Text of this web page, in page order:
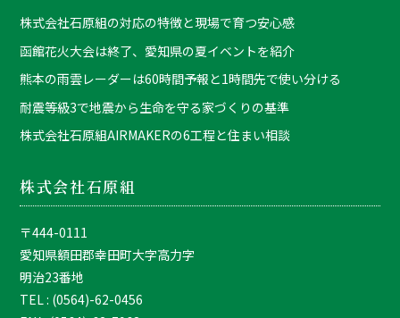
株式会社石原組の対応の特徴と現場で育つ安心感
函館花火大会は終了、愛知県の夏イベントを紹介
熊本の雨雲レーダーは60時間予報と1時間先で使い分ける
耐震等級3で地震から生命を守る家づくりの基準
株式会社石原組AIRMAKERの6工程と住まい相談
株式会社石原組
〒444-0111
愛知県額田郡幸田町大字高力字
明治23番地
TEL : (0564)-62-0456